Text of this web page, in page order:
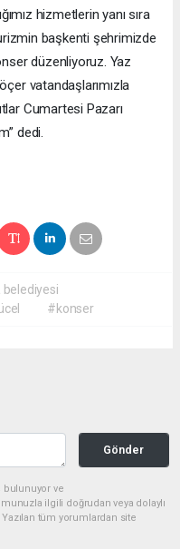
hizmetlerin yanı sıra
başkenti şehrimizde
düzenliyoruz. Yaz
vatandaşlarımızla
Cumartesi Pazarı
dedi.
#konser
Gönder
bulunuyor ve
ilgili doğrudan veya dolaylı
tüm yorumlardan site